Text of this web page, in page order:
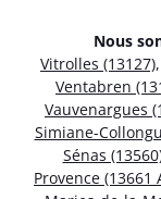
Nous
Vitrolles (13127),
Ventabren
Vauvenargues
Simiane-
Sénas
Provence (13661